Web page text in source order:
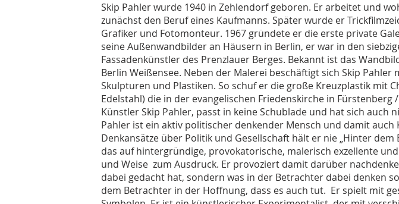
Skip Pahler wurde 1940 in Zehlendorf geboren. Er arbeitet und
zunächst den Beruf eines Kaufmanns. Später wurde er
Grafiker und Fotomonteur. 1967 gründete er die erste private
seine Außenwandbilder an Häusern in Berlin, er war in den
Fassadenkünstler des Prenzlauer Berges. Bekannt ist das
Berlin Weißensee. Neben der Malerei beschäftigt sich Skip Pahler
Skulpturen und Plastiken. So schuf er die große Kreuzplastik mit
Edelstahl) die in der evangelischen Friedenskirche in Fürstenberg
Künstler Skip Pahler, passt in keine Schublade und hat sich auch
Pahler ist ein aktiv politischer denkender Mensch und damit auch
Denkansätze über Politik und Gesellschaft hält er nie „Hinter dem
das auf hintergründige, provokatorische, malerisch exzellente
und Weise zum Ausdruck. Er provoziert damit darüber
dabei gedacht hat, sondern was in der Betrachter dabei denken
dem Betrachter in der Hoffnung, dass es auch tut. Er spielt mit